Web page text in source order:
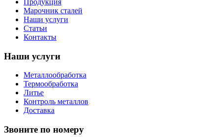
Продукция
Марочник сталей
Наши услуги
Статьи
Контакты
Наши услуги
Металлообработка
Термообработка
Литье
Контроль металлов
Доставка
Звоните по номеру